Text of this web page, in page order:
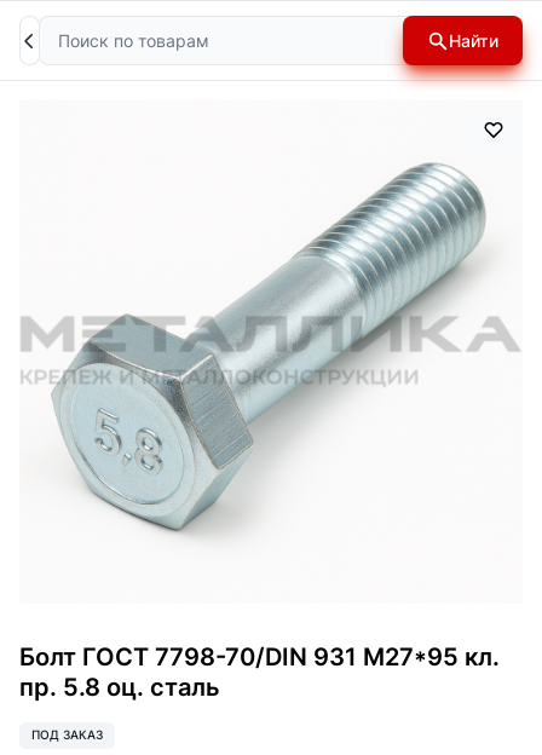
Поиск Найти
Болт ГОСТ 7798-70/DIN 931 М27*95 кл.
пр. 5.8 оц. сталь
ПОД ЗАКАЗ